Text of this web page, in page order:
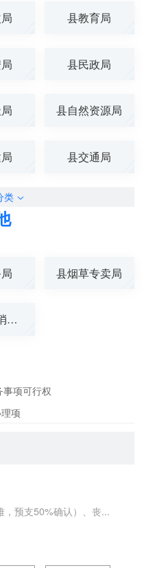
县教育局
县民政局
县自然资源局
县交通局
类
县烟草专卖局
积石山县消防救...
项可行权
项
，预支50%确认）、丧...